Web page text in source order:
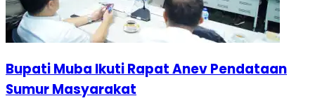
Bupati Muba Ikuti Rapat Anev Pendataan
Sumur Masyarakat